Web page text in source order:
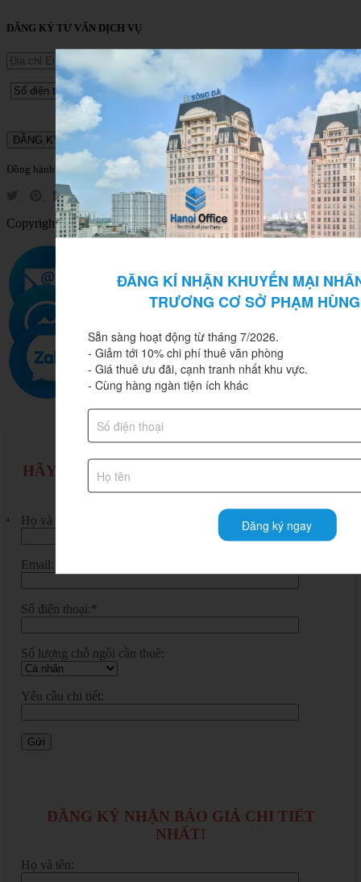
ĐĂNG KÝ TƯ VẤN DỊCH VỤ
Đồng hành cùng Hanoi Office tại:
Copyright © Hanoi Office 2020 All Rights Reserved
.
HÃY ĐỂ LẠI THÔNG TIN – HANOI OFFICE
SẼ LIÊN HỆ BẠN!
Họ và tên:
Email:
Số điện thoại:*
Số lượng chỗ ngồi cần thuê:
Yêu cầu chi tiết:
ĐĂNG KÝ NHẬN BÁO GIÁ CHI TIẾT
NHẤT!
Họ và tên:
ĐĂNG KÍ NHẬN KHUYẾN MẠI
TRƯƠNG CƠ SỞ PHẠM
Sẵn sàng hoạt động từ tháng 7/2026.
- Giảm tới 10% chi phí thuê văn phòng
- Giá thuê ưu đãi, cạnh tranh nhất khu vực.
- Cùng hàng ngàn tiện ích khác
Đăng ký ngay